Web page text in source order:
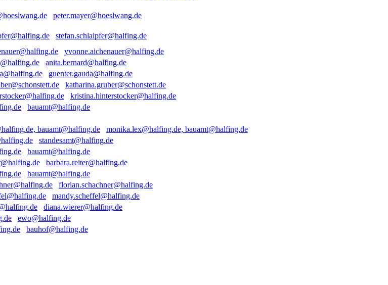
peter.mayer@hoeslwang.de
stefan.schlaipfer@halfing.de
yvonne.aichenauer@halfing.de
anita.bernard@halfing.de
guenter.gauda@halfing.de
katharina.gruber@schonstett.de
kristina.hinterstocker@halfing.de
bauamt@halfing.de
monika.lex@halfing.de, bauamt@halfing.de
standesamt@halfing.de
bauamt@halfing.de
barbara.reiter@halfing.de
bauamt@halfing.de
florian.schachner@halfing.de
mandy.scheffel@halfing.de
diana.wierer@halfing.de
ewo@halfing.de
bauhof@halfing.de